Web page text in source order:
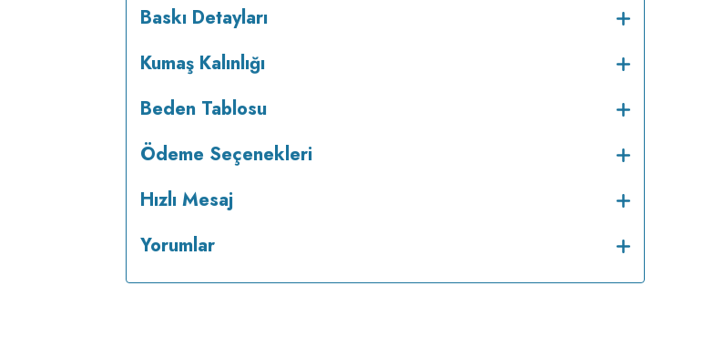
ve güvenlidir; insan sağlığına zarar vermez.
tersten yıkanır. Kuru temizleme yapılmaz.
Baskı Detayları
Kumaş Kalınlığı
Beden Tablosu
Ödeme Seçenekleri
Hızlı Mesaj
Yorumlar